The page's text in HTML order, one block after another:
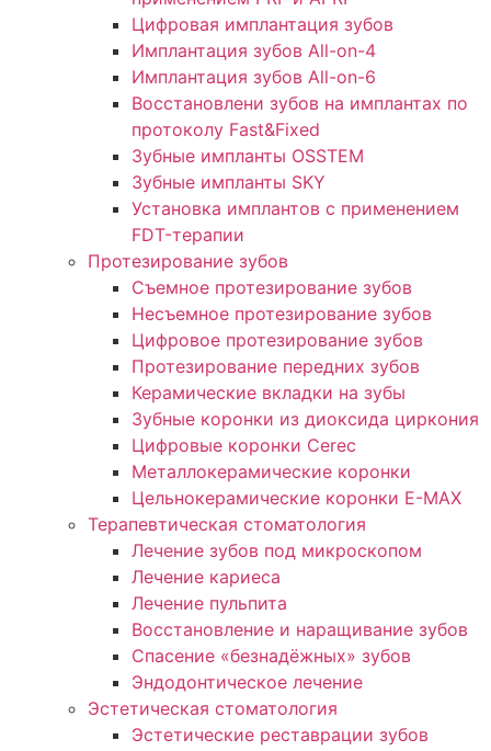
Цифровая имплантация зубов
Имплантация зубов All-on-4
Имплантация зубов All-on-6
Восстановлени зубов на имплантах по
протоколу Fast&Fixed
Зубные импланты OSSTEM
Зубные импланты SKY
Установка имплантов с применением
FDT-терапии
Протезирование зубов
Съемное протезирование зубов
Несъемное протезирование зубов
Цифровое протезирование зубов
Протезирование передних зубов
Керамические вкладки на зубы
Зубные коронки из диоксида циркония
Цифровые коронки Cerec
Металлокерамические коронки
Цельнокерамические коронки E-MAX
Терапевтическая стоматология
Лечение зубов под микроскопом
Лечение кариеса
Лечение пульпита
Восстановление и наращивание зубов
Спасение «безнадёжных» зубов
Эндодонтическое лечение
Эстетическая стоматология
Эстетические реставрации зубов